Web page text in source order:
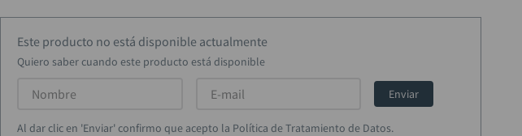
Este producto no está disponible actualmente
Quiero saber cuando este producto está disponible
Enviar
Al dar clic en 'Enviar' confirmo que acepto la Política de Tratamiento de Datos.